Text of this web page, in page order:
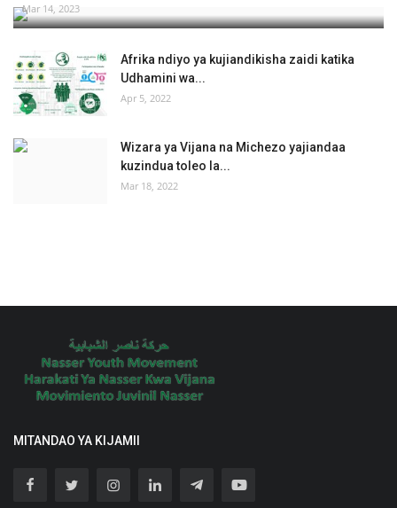
Mar 14, 2023
Afrika ndiyo ya kujiandikisha zaidi katika
Udhamini wa...
Apr 5, 2022
Wizara ya Vijana na Michezo yajiandaa
kuzindua toleo la...
Mar 18, 2022
MITANDAO YA KIJAMII